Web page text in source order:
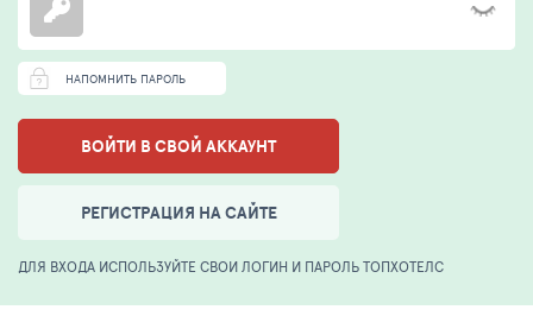
НАПОМНИТЬ ПАРОЛЬ
ВОЙТИ В СВОЙ АККАУНТ
РЕГИСТРАЦИЯ НА САЙТЕ
ДЛЯ ВХОДА ИСПОЛЬЗУЙТЕ СВОИ ЛОГИН И ПАРОЛЬ ТОПХОТЕЛС